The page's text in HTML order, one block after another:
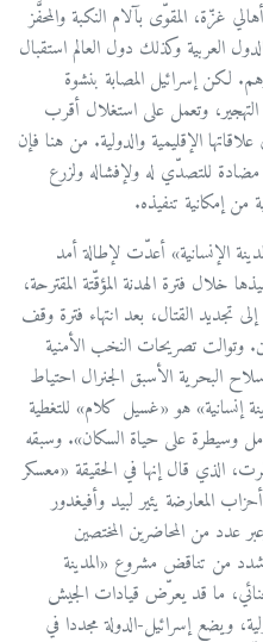
غزّة، المقوّى بآلام النكبة والمحفَّز
العربية وكذلك دول العالم استقبال
لكن إسرائيل المصابة بنشوة
وتعمل على استغلال أقرب
الإقليمية والدولية. من هنا فإن
للتصدّي له ولإفشاله ولزرع
من إمكانية تنفيذه.
الإنسانية» أعدّت لإطالة أمد
خلال فترة الهدنة المؤقّتة المقترحة،
تجديد القتال، بعد انتهاء فترة وقف
وتوالت تصريحات النخب الأمنية
البحرية الأسبق الجنرال احتياط
هو «غسيل كلام» للتغطية
وسيطرة على حياة السكان». وسبقه
الذي قال إنها في الحقيقة «معسكر
المعارضة يئير لبيد وأفيغدور
عدد من المحاضرين المختصين
شدد من تناقض مشروع «المدينة
ما قد يعرّض قيادات الجيش
ويضع إسرائيل-الدولة مجددا في